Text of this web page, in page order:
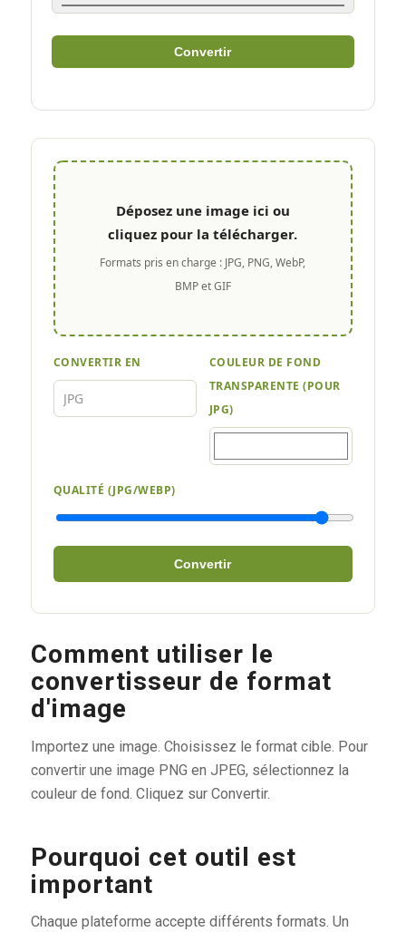
Convertir
Déposez une image ici ou
cliquez pour la télécharger.
Formats pris en charge : JPG, PNG, WebP,
BMP et GIF
CONVERTIR EN
COULEUR DE FOND
TRANSPARENTE (POUR
JPG)
QUALITÉ (JPG/WEBP)
Convertir
Comment utiliser le
convertisseur de format
d'image
Importez une image. Choisissez le format cible. Pour
convertir une image PNG en JPEG, sélectionnez la
couleur de fond. Cliquez sur Convertir.
Pourquoi cet outil est
important
Chaque plateforme accepte différents formats. Un